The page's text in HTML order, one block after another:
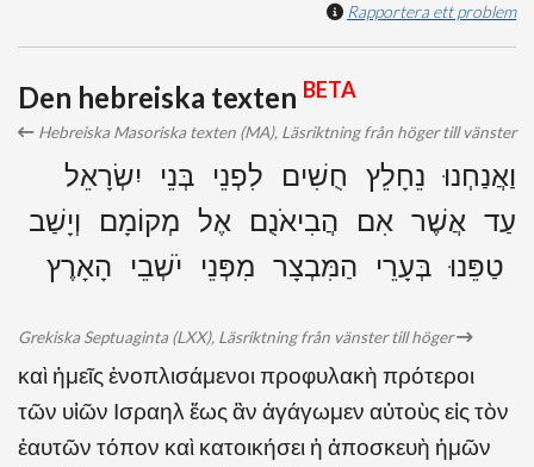
Rapportera ett problem
Den hebreiska texten BETA
Hebreiska Masoriska texten (MA), Läsriktning från höger till vänster
וַאֲנַחְנוּ נֵחָלֵץ חֻשִׁים לִפְנֵי בְּנֵי יִשְׂרָאֵל
עַד אֲשֶׁר אִם הֲבִיאֹנֻם אֶל מְקוֹמָם וְיָשַׁב
טַפֵּנוּ בְּעָרֵי הַמִּבְצָר מִפְּנֵי יֹשְׁבֵי הָאָרֶץ
Grekiska Septuaginta (LXX), Läsriktning från vänster till höger
καὶ ἡμεῖς ἐνοπλισάμενοι προφυλακὴ πρότεροι
τῶν υἱῶν Ισραηλ ἕως ἂν ἀγάγωμεν αὐτοὺς εἰς τὸν
ἑαυτῶν τόπον καὶ κατοικήσει ἡ ἀποσκευὴ ἡμῶν